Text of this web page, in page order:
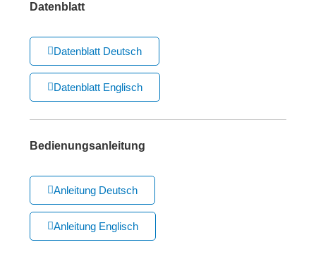
Datenblatt
Datenblatt Deutsch
Datenblatt Englisch
Bedienungsanleitung
Anleitung Deutsch
Anleitung Englisch